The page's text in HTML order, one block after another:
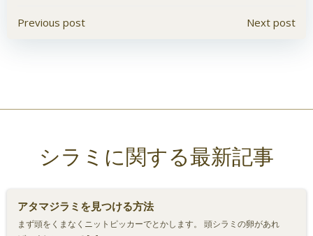
投
ビ
ゲ
シ
Previous post
ビ
ゲ
シ
Next post
シラミに関する最新記事
アタマジラミを見つける方法
まず頭をくまなくニットピッカーでとかします。 頭シラミの卵があれ